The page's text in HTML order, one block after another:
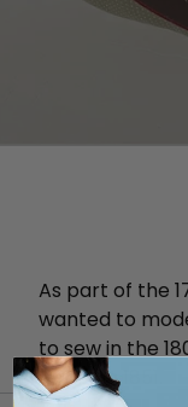
As part of the
wanted to
to sew in the
Singer in 1851.